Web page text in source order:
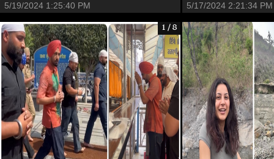
5/19/2024 1:25:40 PM 5/17/2024 2:21:34 PM
1 / 8